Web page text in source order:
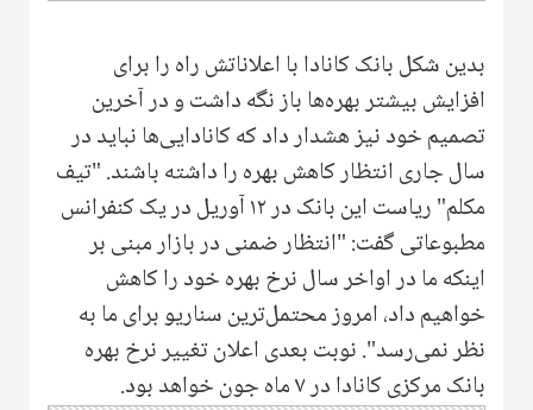
بدین شکل بانک کانادا با اعلاناتش راه را برای
افزایش بیشتر بهره‌ها باز نگه داشت و در آخرین
تصمیم خود نیز هشدار داد که کانادایی‌ها نباید در
سال جاری انتظار کاهش بهره را داشته باشند. "تیف
مکلم" ریاست این بانک در ۱۲ آوریل در یک کنفرانس
مطبوعاتی گفت: "انتظار ضمنی در بازار مبنی بر
اینکه ما در اواخر سال نرخ بهره خود را کاهش
خواهیم داد، امروز محتمل‌ترین سناریو برای ما به
نظر نمی‌رسد". نوبت بعدی اعلان تغییر نرخ بهره
بانک مرکزی کانادا در ۷ ماه جون خواهد بود.